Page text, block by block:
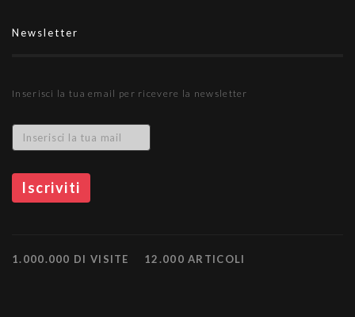
Newsletter
Inserisci la tua email per ricevere la newsletter
1.000.000 DI VISITE 12.000 ARTICOLI